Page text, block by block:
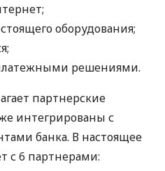
оборудования;
решениями.
партнерские
интегрированы с
банка. В настоящее
с 6 партнерами: